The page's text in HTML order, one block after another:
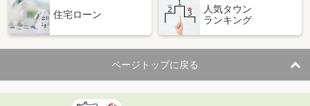
住 所
広島県広島市安佐南区安東６丁目
専有面積 20.28m²
間取り
1K
広島県広島市中区舟入幸町
住宅ローン
人気タウン
ランキング
ページトップに戻る